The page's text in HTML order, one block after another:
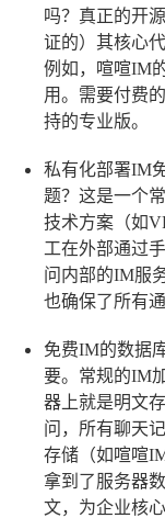
吗？ 真正的开
证的）其核心
例如，喧喧IM
用。需要付费
持的专业版。
私有化部署IM
题？ 这是一个
技术方案（如
工在外部通过
问内部的IM服
也确保了所有
免费IM的数据
要。常规的IM
器上就是明文
问，所有聊天
存储（如喧喧
拿到了服务器
文，为企业核